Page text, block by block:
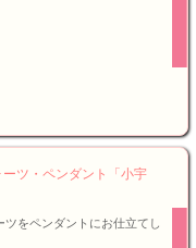
ーツ・ペンダント「小宇
をペンダントにお仕立てし